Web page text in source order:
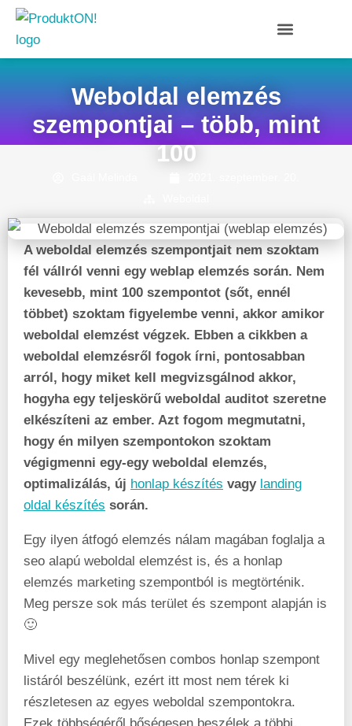
Weboldal elemzés
szempontjai – több, mint
100
A weboldal elemzés szempontjait nem szoktam
fél vállról venni egy weblap elemzés során. Nem
kevesebb, mint 100 szempontot (sőt, ennél
többet) szoktam figyelembe venni, akkor amikor
weboldal elemzést végzek. Ebben a cikkben a
weboldal elemzésről fogok írni, pontosabban
arról, hogy miket kell megvizsgálnod akkor,
hogyha egy teljeskörű weboldal auditot szeretne
elkészíteni az ember. Azt fogom megmutatni,
hogy én milyen szempontokon szoktam
végigmenni egy-egy weboldal elemzés,
optimalizálás, új honlap készítés vagy landing
oldal készítés során.
Egy ilyen átfogó elemzés nálam magában foglalja a
seo alapú weboldal elemzést is, és a honlap
elemzés marketing szempontból is megtörténik.
Meg persze sok más terület és szempont alapján is
🙂
Mivel egy meglehetősen combos honlap szempont
listáról beszélünk, ezért itt most nem térek ki
részletesen az egyes weboldal szempontokra.